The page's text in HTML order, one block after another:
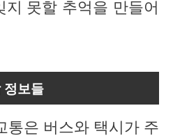
못할 추억을 만들어
정보들
통은 버스와 택시가 주